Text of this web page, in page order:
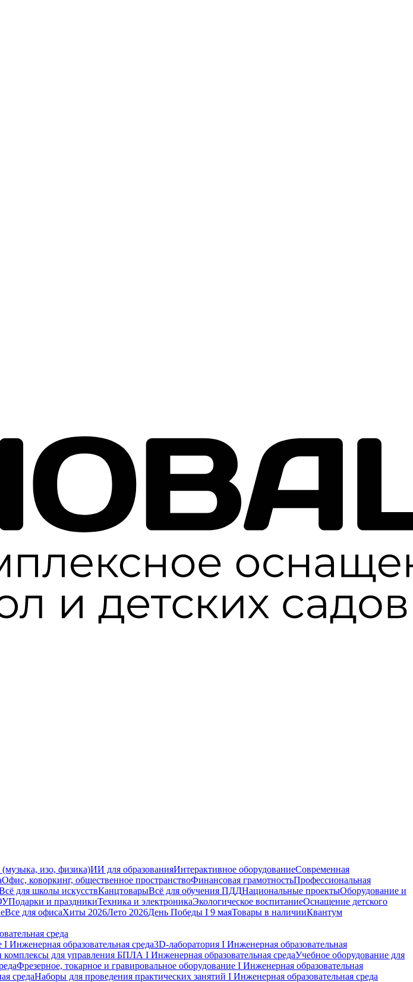
изо, физика)ИИ для образованияИнтерактивное оборудованиеСовременная
Офис, коворкинг, общественное пространствоФинансовая грамотностьПрофессиональная
для школы искусствКанцтоварыВсё для обучения ПДДНациональные проектыОборудование и
Подарки и праздникиТехника и электроникаЭкологическое воспитаниеОснащение детского
Все для офисаХиты 2026Лето 2026День Победы I 9 маяТовары в наличииКвантум
среда
Инженерная образовательная среда3D-лаборатория I Инженерная образовательная
комплексы для управления БПЛА I Инженерная образовательная средаУчебное оборудование для
Фрезерное, токарное и гравировальное оборудование I Инженерная образовательная
средаНаборы для проведения практических занятий I Инженерная образовательная среда